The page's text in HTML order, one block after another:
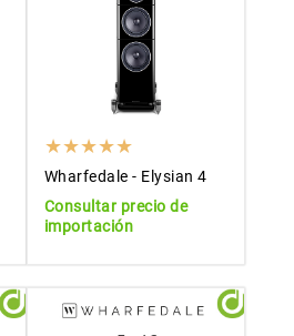
Wharfedale - Elysian 4
Consultar precio de
importación